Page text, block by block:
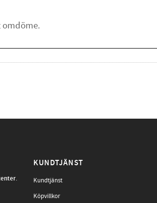
.
KUNDTJÄNST
Kundtjänst
Köpvillkor